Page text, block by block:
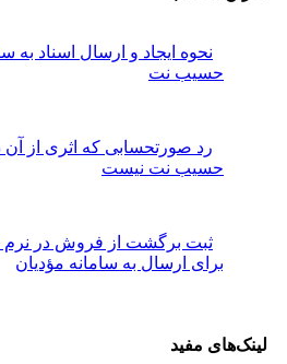
نحوه ایجاد و ارسال اسناد به
حسیب نت
رد صورتحسابی که اثری از آن
حسیب نت نیست
ثبت برگشت از فروش در نرم
برای ارسال به سامانه مؤدیان
لینک‌های مفید